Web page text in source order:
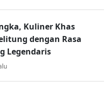
Kuliner Khas
dengan Rasa
Legendaris